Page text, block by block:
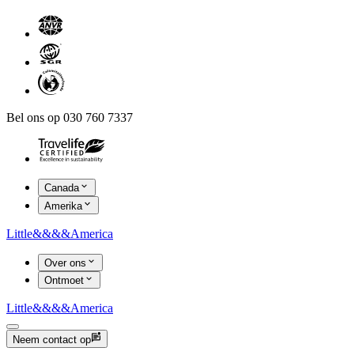
Bel ons op 030 760 7337
Canada
Amerika
Little&&&&America
Over ons
Ontmoet
Little&&&&America
Neem contact op